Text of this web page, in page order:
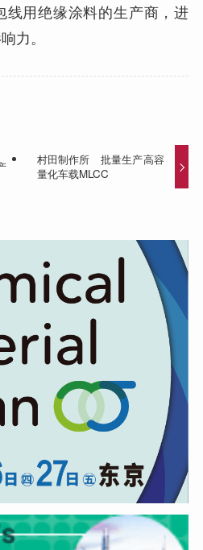
线用绝缘涂料的生产商，进
力。
村田制作所 批量生产高容
量化车载MLCC